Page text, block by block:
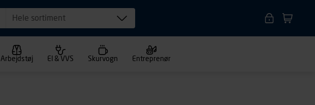
Hele sortiment
Arbejdstøj El & VVS Skurvogn Entreprenør